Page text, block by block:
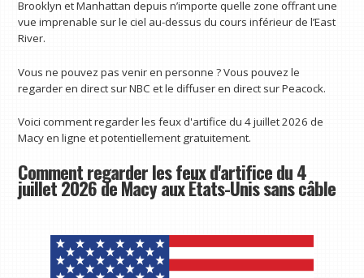
Brooklyn et Manhattan depuis n’importe quelle zone offrant une
vue imprenable sur le ciel au-dessus du cours inférieur de l’East
River.
Vous ne pouvez pas venir en personne ? Vous pouvez le
regarder en direct sur NBC et le diffuser en direct sur Peacock.
Voici comment regarder les feux d'artifice du 4 juillet 2026 de
Macy en ligne et potentiellement gratuitement.
Comment regarder les feux d'artifice du 4
juillet 2026 de Macy aux États-Unis sans câble